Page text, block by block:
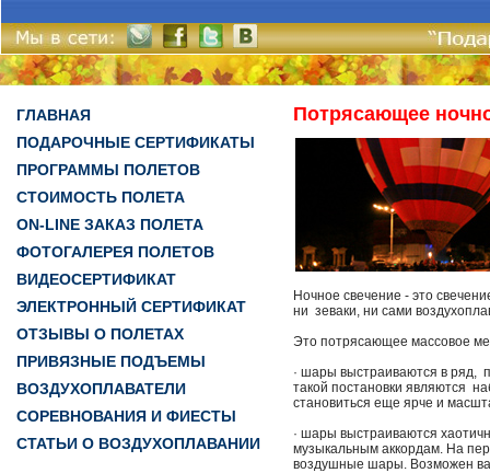
ГЛАВНАЯ
ПОДАРОЧНЫЕ СЕРТИФИКАТЫ
ПРОГРАММЫ ПОЛЕТОВ
СТОИМОСТЬ ПОЛЕТА
ON-LINE ЗАКАЗ ПОЛЕТА
ФОТОГАЛЕРЕЯ ПОЛЕТОВ
ВИДЕОСЕРТИФИКАТ
ЭЛЕКТРОННЫЙ СЕРТИФИКАТ
ОТЗЫВЫ О ПОЛЕТАХ
ПРИВЯЗНЫЕ ПОДЪЕМЫ
ВОЗДУХОПЛАВАТЕЛИ
СОРЕВНОВАНИЯ И ФИЕСТЫ
СТАТЬИ О ВОЗДУХОПЛАВАНИИ
Потрясающее
Ночное свечение - это
ни зеваки, ни сами
Это потрясающее массовое
· шары выстраиваются в ряд,
такой постановки являются
становиться еще ярче и
· шары выстраиваются
музыкальным аккордам. На
воздушные шары. Возможен